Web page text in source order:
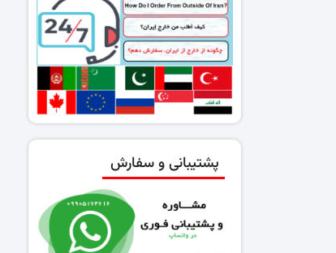
پشتیبانی و سفارش